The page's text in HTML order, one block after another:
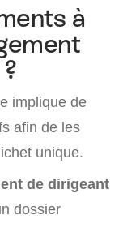
à
implique de
afin de les
unique.
de dirigeant
dossier